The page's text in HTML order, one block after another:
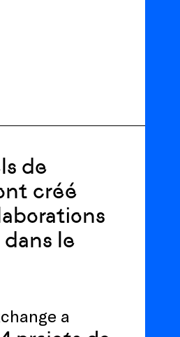
de
créé
le
a